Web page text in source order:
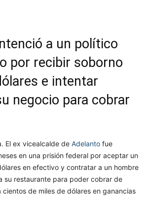
a un político
por recibir soborno
e intentar
negocio para cobrar
El ex vicealcalde de Adelanto fue
en una prisión federal por aceptar un
en efectivo y contratar a un hombre
su restaurante para poder cobrar de
cientos de miles de dólares en ganancias